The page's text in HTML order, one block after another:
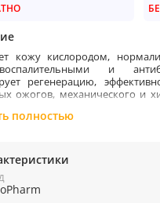
кожу кислородом,
и
регенерацию,
ожогов, механического и
быстрому
капиллярах.
ингредиенты:
вера
полностью